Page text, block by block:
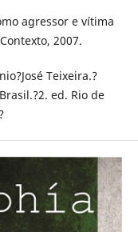
agressor e vítima
2007.
Teixeira.?
ed. Rio de